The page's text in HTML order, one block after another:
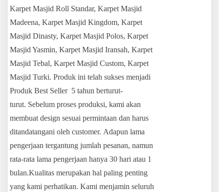
Karpet Masjid Roll Standar, Karpet Masjid
Madeena, Karpet Masjid Kingdom, Karpet
Masjid Dinasty, Karpet Masjid Polos, Karpet
Masjid Yasmin, Karpet Masjid Iransah, Karpet
Masjid Tebal, Karpet Masjid Custom, Karpet
Masjid Turki. Produk ini telah sukses menjadi
Produk Best Seller 5 tahun berturut-
turut. Sebelum proses produksi, kami akan
membuat design sesuai permintaan dan harus
ditandatangani oleh customer. Adapun lama
pengerjaan tergantung jumlah pesanan, namun
rata-rata lama pengerjaan hanya 30 hari atau 1
bulan.Kualitas merupakan hal paling penting
yang kami perhatikan. Kami menjamin seluruh